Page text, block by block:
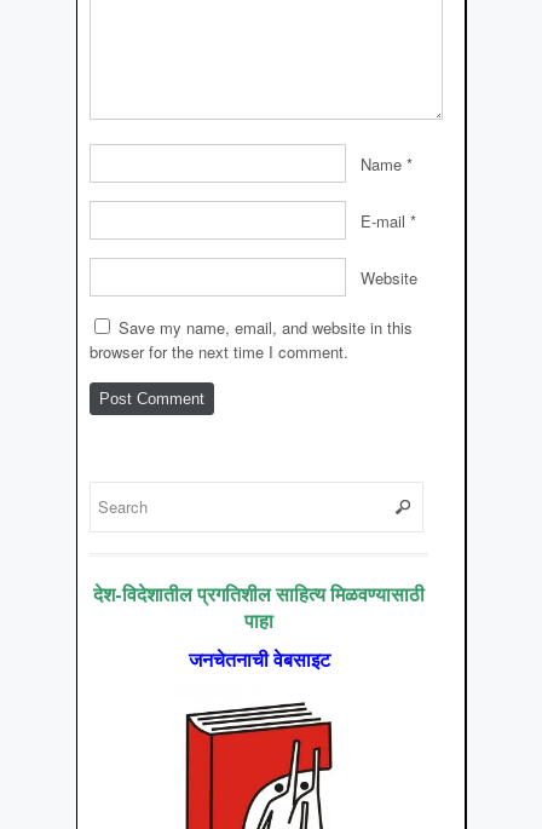
Name *
E-mail *
Website
Save my name, email, and website in this
browser for the next time I comment.
देश-विदेशातील प्रगतिशील साहित्य मिळवण्यासाठी
पाहा
जनचेतनाची वेबसाइट